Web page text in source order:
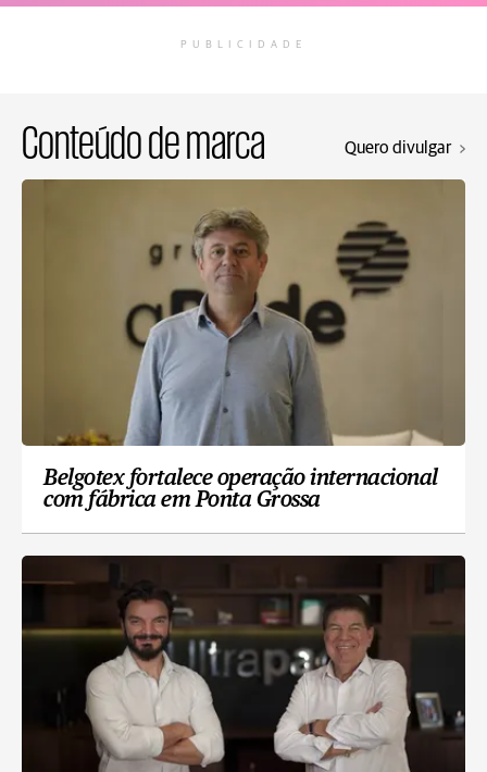
PUBLICIDADE
Conteúdo de marca Quero divulgar
Belgotex fortalece operação internacional
com fábrica em Ponta Grossa